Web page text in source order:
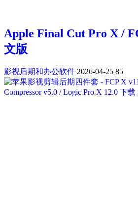
Apple Final Cut Pro X /
文版
影视后期和办公软件 2026-04-25 85